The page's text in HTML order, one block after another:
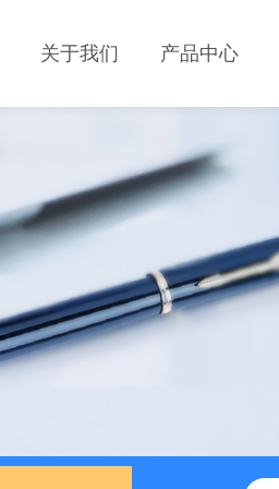
关于我们 产品中心